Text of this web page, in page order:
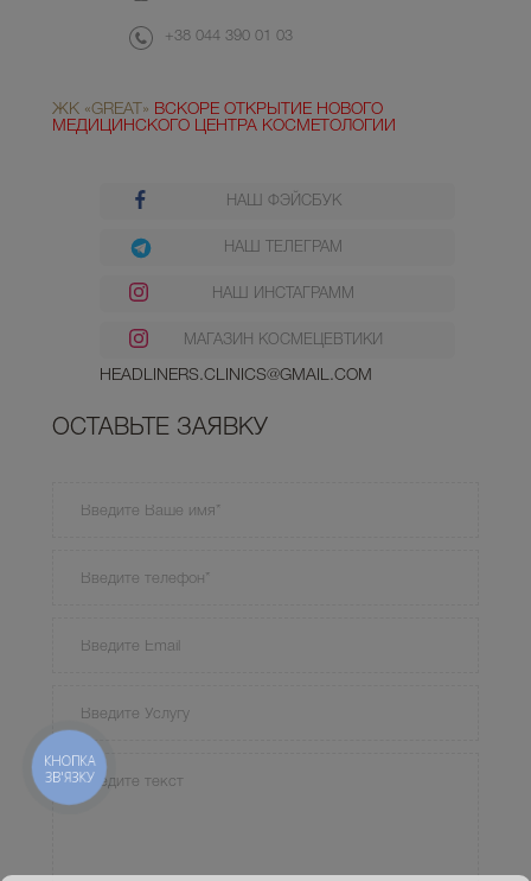
+38 044 390 01 03
ЖК «GREAT» ВСКОРЕ ОТКРЫТИЕ НОВОГО
МЕДИЦИНСКОГО ЦЕНТРА КОСМЕТОЛОГИИ
НАШ ФЭЙСБУК
НАШ ТЕЛЕГРАМ
НАШ ИНСТАГРАММ
МАГАЗИН КОСМЕЦЕВТИКИ
HEADLINERS.CLINICS@GMAIL.COM
ОСТАВЬТЕ ЗАЯВКУ
КНОПКА
ЗВ'ЯЗКУ